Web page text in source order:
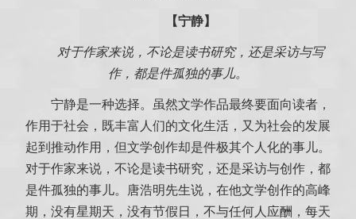
【宁静】
对于作家来说，不论是读书研究，还是采访与写
作，都是件孤独的事儿。
宁静是一种选择。虽然文学作品最终要面向读者，
作用于社会，既丰富人们的文化生活，又为社会的发展
起到推动作用，但文学创作却是件极其个人化的事儿。
对于作家来说，不论是读书研究，还是采访与创作，都
是件孤独的事儿。唐浩明先生说，在他文学创作的高峰
期，没有星期天，没有节假日，不与任何人应酬，每天